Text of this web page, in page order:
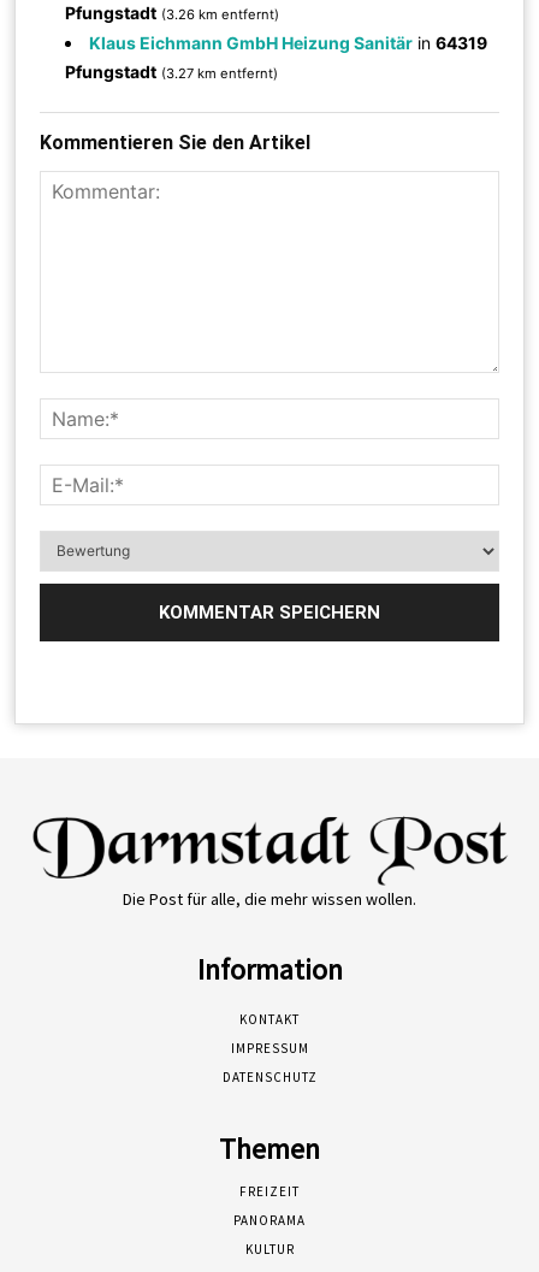
Pfungstadt (3.26 km entfernt)
Klaus Eichmann GmbH Heizung Sanitär in64319
Pfungstadt (3.27 km entfernt)
Kommentieren Sie den Artikel
Die Post für alle, die mehr wissen wollen.
Information
KONTAKT
IMPRESSUM
DATENSCHUTZ
Themen
FREIZEIT
PANORAMA
KULTUR